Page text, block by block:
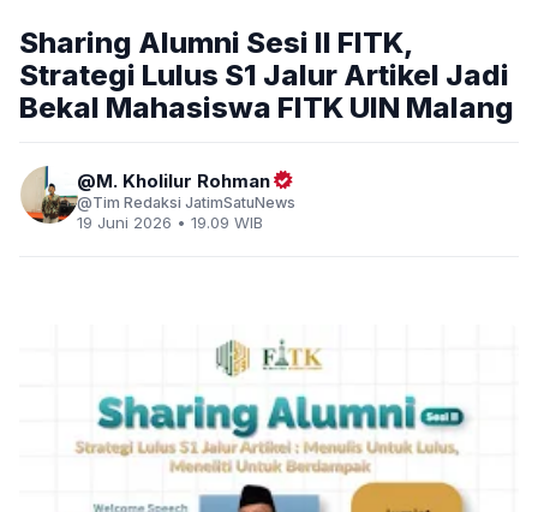
Sharing Alumni Sesi II FITK,
Strategi Lulus S1 Jalur Artikel Jadi
Bekal Mahasiswa FITK UIN Malang
M. Kholilur Rohman
Tim Redaksi JatimSatuNews
19 Juni 2026 • 19.09 WIB